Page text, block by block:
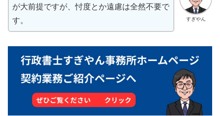
すぎやん
が大前提ですが、忖度とか遠慮は全然不要で
す。